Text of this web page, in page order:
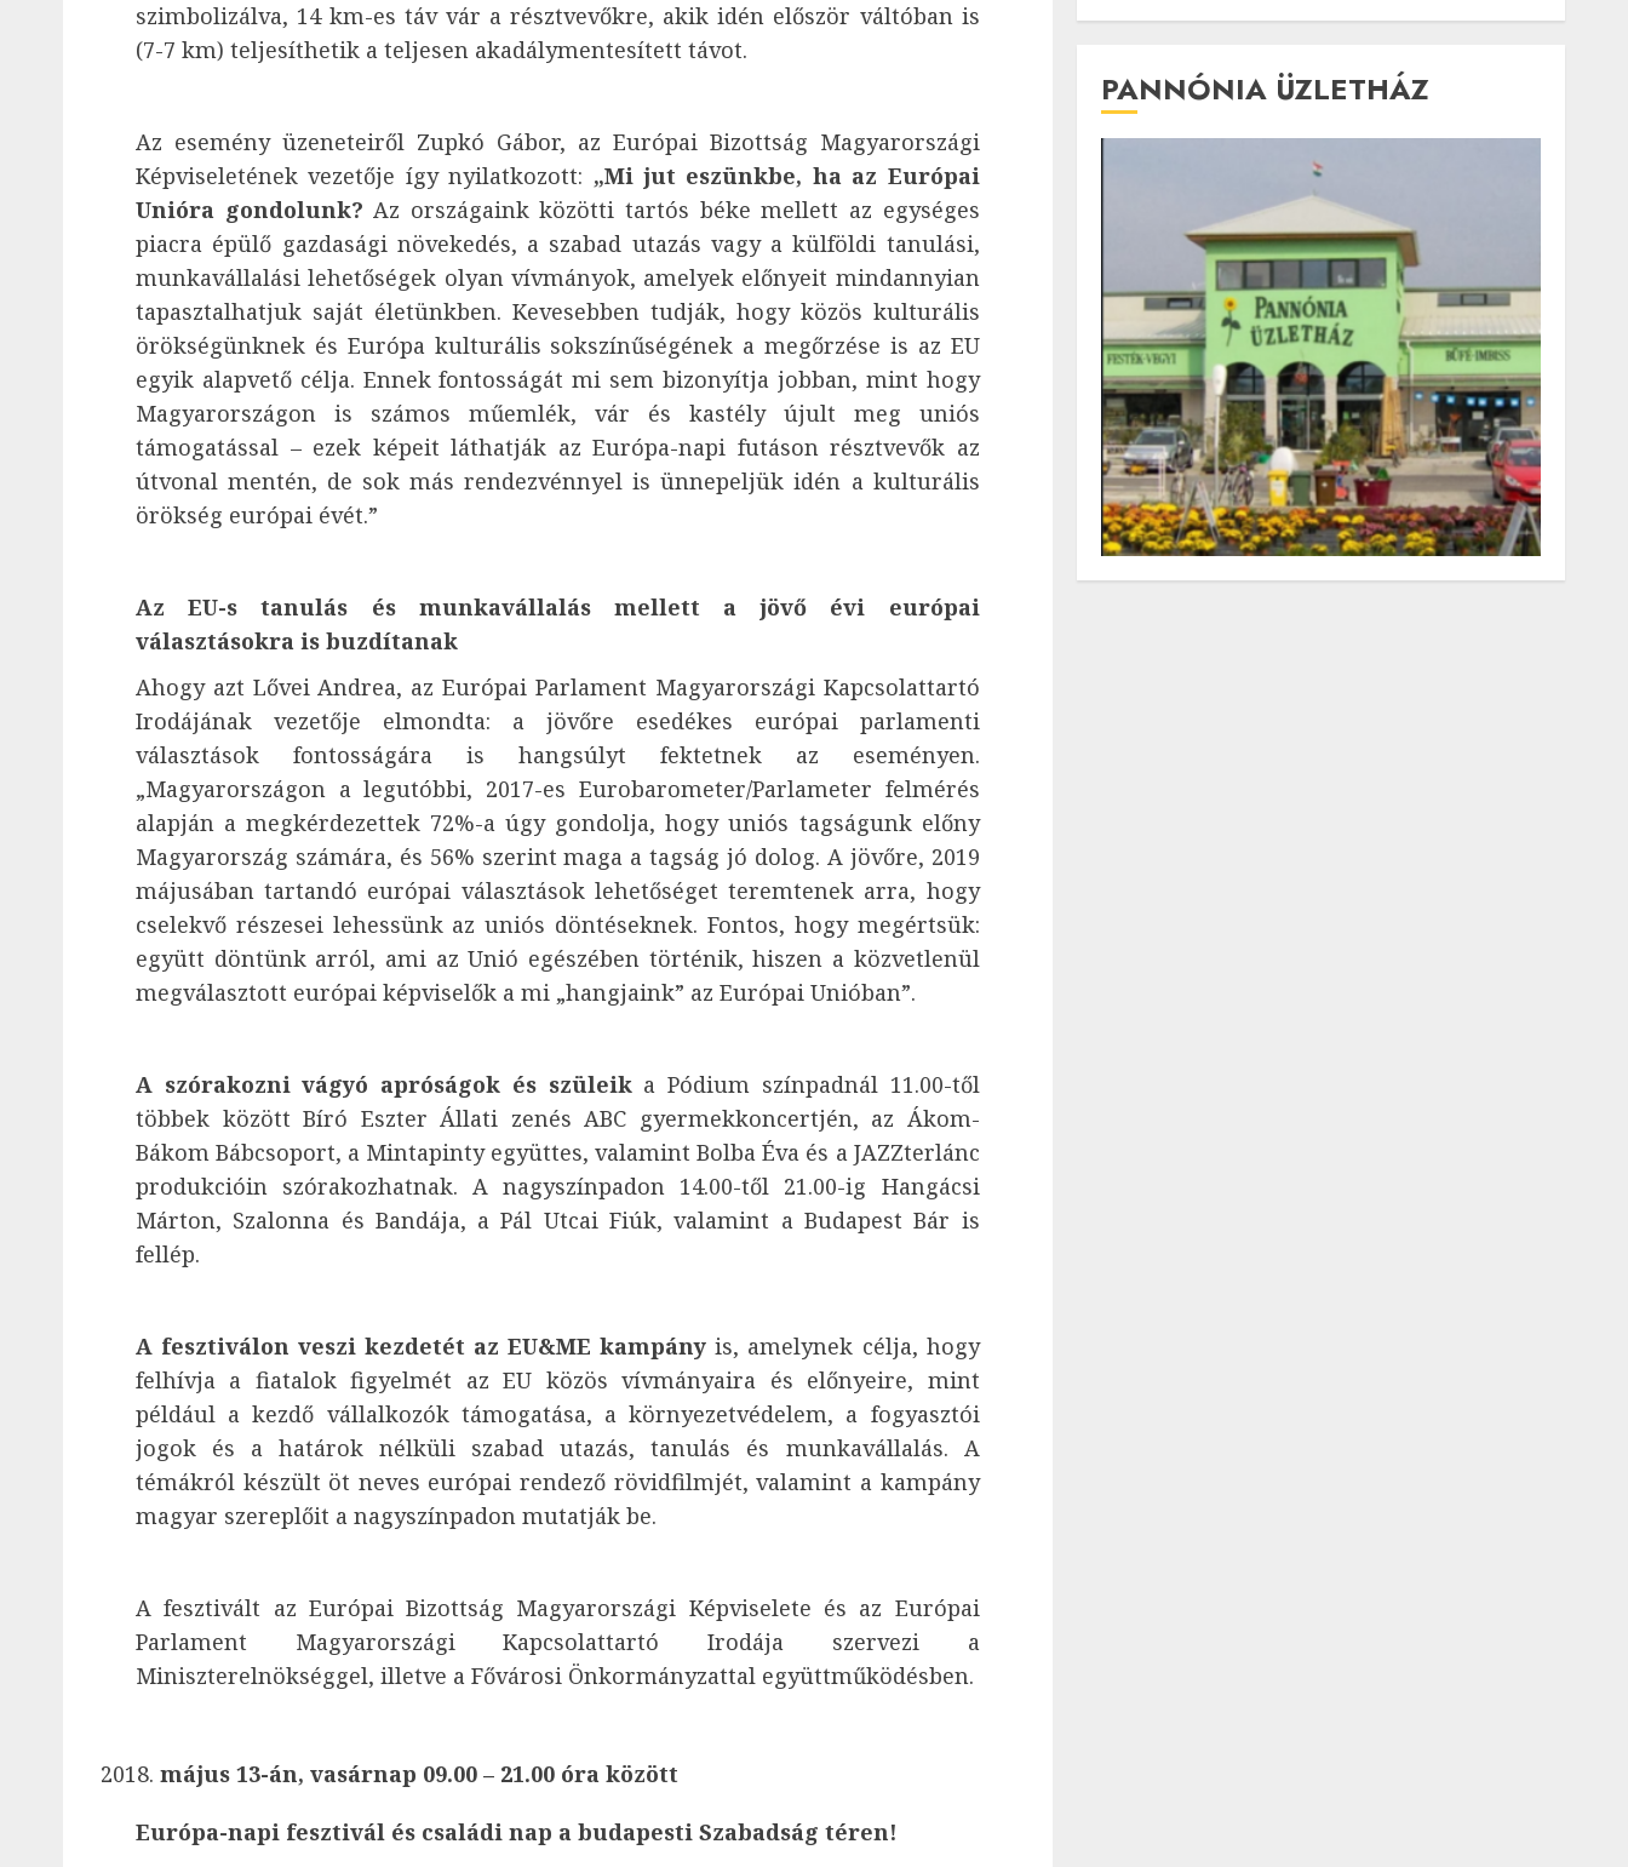
szimbolizálva, 14 km-es táv vár a résztvevőkre, akik idén először váltóban is
(7-7 km) teljesíthetik a teljesen akadálymentesített távot.
Az esemény üzeneteiről Zupkó Gábor, az Európai Bizottság Magyarországi
Képviseletének vezetője így nyilatkozott: „Mi jut eszünkbe, ha az Európai
Unióra gondolunk? Az országaink közötti tartós béke mellett az egységes
piacra épülő gazdasági növekedés, a szabad utazás vagy a külföldi tanulási,
munkavállalási lehetőségek olyan vívmányok, amelyek előnyeit mindannyian
tapasztalhatjuk saját életünkben. Kevesebben tudják, hogy közös kulturális
örökségünknek és Európa kulturális sokszínűségének a megőrzése is az EU
egyik alapvető célja. Ennek fontosságát mi sem bizonyítja jobban, mint hogy
Magyarországon is számos műemlék, vár és kastély újult meg uniós
támogatással – ezek képeit láthatják az Európa-napi futáson résztvevők az
útvonal mentén, de sok más rendezvénnyel is ünnepeljük idén a kulturális
örökség európai évét.”
Az EU-s tanulás és munkavállalás mellett a jövő évi európai
választásokra is buzdítanak
Ahogy azt Lővei Andrea, az Európai Parlament Magyarországi Kapcsolattartó
Irodájának vezetője elmondta: a jövőre esedékes európai parlamenti
választások fontosságára is hangsúlyt fektetnek az eseményen.
„Magyarországon a legutóbbi, 2017-es Eurobarometer/Parlameter felmérés
alapján a megkérdezettek 72%-a úgy gondolja, hogy uniós tagságunk előny
Magyarország számára, és 56% szerint maga a tagság jó dolog. A jövőre, 2019
májusában tartandó európai választások lehetőséget teremtenek arra, hogy
cselekvő részesei lehessünk az uniós döntéseknek. Fontos, hogy megértsük:
együtt döntünk arról, ami az Unió egészében történik, hiszen a közvetlenül
megválasztott európai képviselők a mi „hangjaink” az Európai Unióban”.
A szórakozni vágyó apróságok és szüleika Pódium színpadnál 11.00-től
többek között Bíró Eszter Állati zenés ABC gyermekkoncertjén, az Ákom-
Bákom Bábcsoport, a Mintapinty együttes, valamint Bolba Éva és a JAZZterlánc
produkcióin szórakozhatnak. A nagyszínpadon 14.00-től 21.00-ig Hangácsi
Márton, Szalonna és Bandája, a Pál Utcai Fiúk, valamint a Budapest Bár is
fellép.
A fesztiválon veszi kezdetét az EU&ME kampány is, amelynek célja, hogy
felhívja a fiatalok figyelmét az EU közös vívmányaira és előnyeire, mint
például a kezdő vállalkozók támogatása, a környezetvédelem, a fogyasztói
jogok és a határok nélküli szabad utazás, tanulás és munkavállalás. A
témákról készült öt neves európai rendező rövidfilmjét, valamint a kampány
magyar szereplőit a nagyszínpadon mutatják be.
A fesztivált az Európai Bizottság Magyarországi Képviselete és az Európai
Parlament Magyarországi Kapcsolattartó Irodája szervezi a
Miniszterelnökséggel, illetve a Fővárosi Önkormányzattal együttműködésben.
május 13-án, vasárnap 09.00 – 21.00 óra között
Európa-napi fesztivál és családi nap a budapesti Szabadság téren!
PANNÓNIA ÜZLETHÁZ